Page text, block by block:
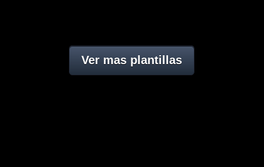
Ver mas plantillas